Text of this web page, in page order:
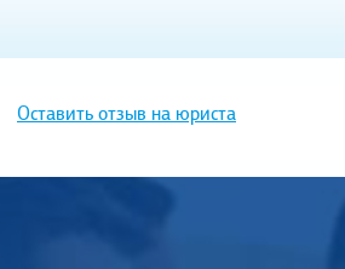
Оставить отзыв на юриста